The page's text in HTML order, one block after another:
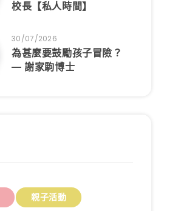
校長【私人時間】
30/07/2026
為甚麼要鼓勵孩子冒險？
— 謝家駒博士
親子活動